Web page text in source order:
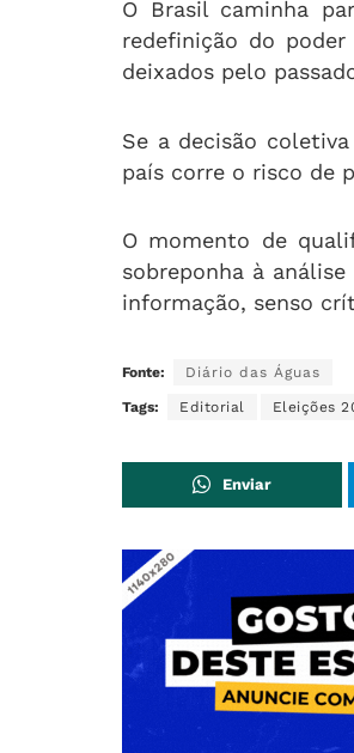
O Brasil caminha
redefinição do
deixados pelo
Se a decisão
país corre o risco de
O momento de
sobreponha à
informação, senso
Fonte: Diário das Águas
Tags: Editorial Eleições
Enviar